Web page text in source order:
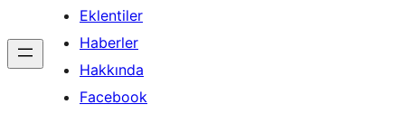
Eklentiler
Haberler
Hakkında
Facebook